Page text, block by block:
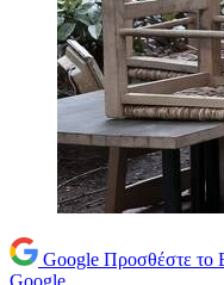
Google Προσθέστε το